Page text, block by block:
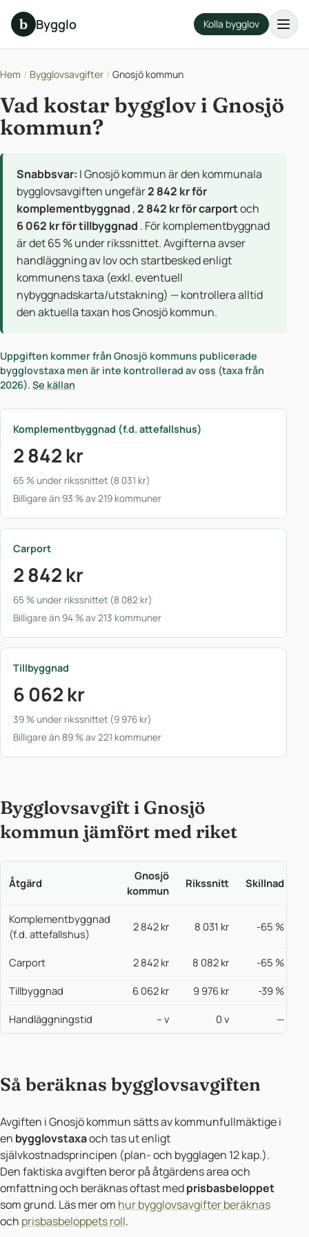
b Bygglo Kolla bygglov
Hem / Bygglovsavgifter / Gnosjö kommun
Vad kostar bygglov i Gnosjö
kommun?
Snabbsvar: I Gnosjö kommun är den kommunala
bygglovsavgiften ungefär2 842 kr för
komplementbyggnad ,2 842 kr för carportoch
6 062 kr för tillbyggnad . För komplementbyggnad
är det 65 % under rikssnittet. Avgifterna avser
handläggning av lov och startbesked enligt
kommunens taxa (exkl. eventuell
nybyggnadskarta/utstakning) — kontrollera alltid
den aktuella taxan hos Gnosjö kommun.
Uppgiften kommer från Gnosjö kommuns publicerade
bygglovstaxa men är inte kontrollerad av oss (taxa från
2026). Se källan
Komplementbyggnad (f.d. attefallshus)
2 842 kr
65 % under rikssnittet (8 031 kr)
Billigare än 93 % av 219 kommuner
Carport
2 842 kr
65 % under rikssnittet (8 082 kr)
Billigare än 94 % av 213 kommuner
Tillbyggnad
6 062 kr
39 % under rikssnittet (9 976 kr)
Billigare än 89 % av 221 kommuner
Bygglovsavgift i Gnosjö
kommun jämfört med riket
Åtgärd
Gnosjö
kommun
Rikssnitt Skillnad
Komplementbyggnad
(f.d. attefallshus)
2 842 kr 8 031 kr -65 %
Carport 2 842 kr 8 082 kr -65 %
Tillbyggnad 6 062 kr 9 976 kr -39 %
Handläggningstid – v 0 v —
Så beräknas bygglovsavgiften
Avgiften i Gnosjö kommun sätts av kommunfullmäktige i
en bygglovstaxaoch tas ut enligt
självkostnadsprincipen (plan- och bygglagen 12 kap.).
Den faktiska avgiften beror på åtgärdens area och
omfattning och beräknas oftast medprisbasbeloppet
som grund. Läs mer om hur bygglovsavgifter beräknas
och prisbasbeloppets roll.